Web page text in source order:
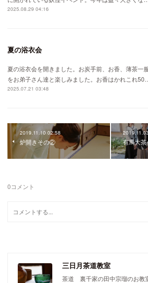
2025.08.29 04:16
夏の浴衣会
夏の浴衣会を開きました。お炭手前、お香、薄茶一
をお弟子さん達と楽しみました。お香はかれこれ
2025.07.21 03:48
2019.11.10 02:58
炉開きその② 有馬大茶
0コメント
三日月茶道教室
茶道 裏千家の田中宗瑠のお教